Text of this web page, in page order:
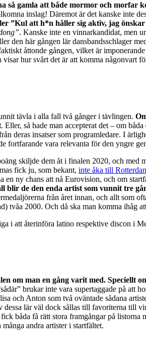
så gamla att både mormor och morfar
inslag! Däremot är det kanske inte
”Kul att h*n håller sig aktiv, jag
. Kanske inte en vinnarkandidat, men
den här gången lär dansbandsschlager
åttonde gången, vilket är
hur svårt det är att komma någonvart
tävla i alla fall två gånger i tävlingen.
. Eller, så hade man accepterat det – om
deras insatser som programledare. I
fortfarande vara relevanta för den yngre
skiljde dem åt i finalen 2020, och med
fick ju, som bekant, inte åka till
ny chans att nå Eurovision, och om
blir de den enda artist som vunnit tre
från året innan, och allt som
tvåa 2000. Och då ska man komma ihåg
i att återinföra latino respektive discon i
om man en gång varit med. Speciellt
brukar inte vara supertaggade på att
och Anton som två oväntade sådana
dessa lär väl dock sållas till favoriterna till
båda få rätt stora framgångar på
andra artister i startfältet.